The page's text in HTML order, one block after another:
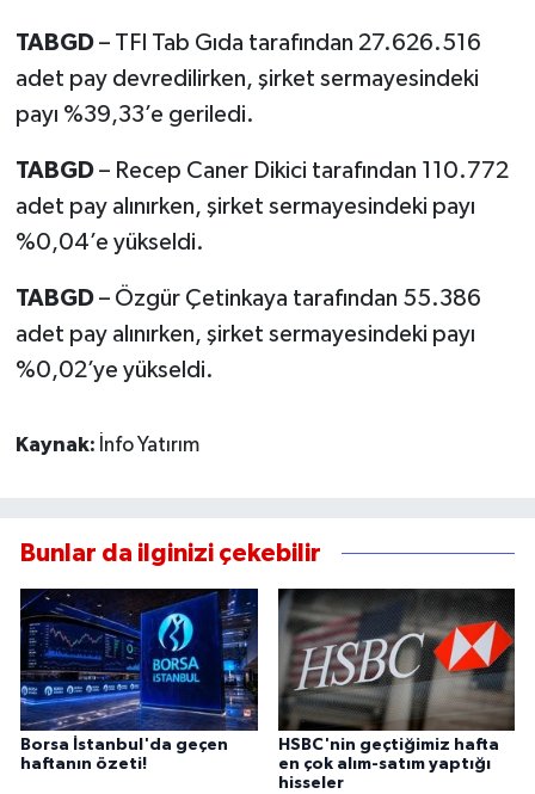
TABGD – TFI Tab Gıda tarafından 27.626.516
adet pay devredilirken, şirket sermayesindeki
payı %39,33’e geriledi.
TABGD – Recep Caner Dikici tarafından 110.772
adet pay alınırken, şirket sermayesindeki payı
%0,04’e yükseldi.
TABGD – Özgür Çetinkaya tarafından 55.386
adet pay alınırken, şirket sermayesindeki payı
%0,02’ye yükseldi.
Kaynak: İnfo Yatırım
Bunlar da ilginizi çekebilir
Borsa İstanbul'da geçen
haftanın özeti!
HSBC'nin geçtiğimiz hafta
en çok alım-satım yaptığı
hisseler